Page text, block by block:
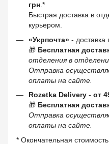
грн.*
Быстрая доставка в
курьером.
«Укрпочта» - доставка
🎁 Бесплатная
отделения в
Отправка
оплаты на сайте.
Rozetka Delivery - от
🎁 Бесплатная
Отправка
оплаты на сайте.
* Окончательная стоимость